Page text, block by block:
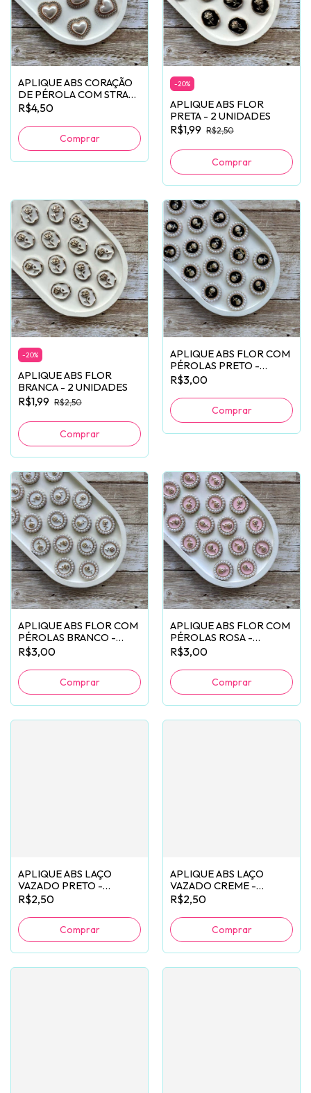
APLIQUE ABS CORAÇÃO
DE PÉROLA COM STRASS
(25MM) - 2 UNIDADES
R$4,50
-20%
APLIQUE ABS FLOR
PRETA - 2 UNIDADES
R$1,99 R$2,50
-20%
APLIQUE ABS FLOR
BRANCA - 2 UNIDADES
R$1,99 R$2,50
APLIQUE ABS FLOR COM
PÉROLAS PRETO -
2 UNIDADES
R$3,00
APLIQUE ABS FLOR COM
PÉROLAS BRANCO -
2 UNIDADES
R$3,00
APLIQUE ABS FLOR COM
PÉROLAS ROSA -
2 UNIDADES
R$3,00
APLIQUE ABS LAÇO
VAZADO PRETO -
2 UNIDADES
R$2,50
APLIQUE ABS LAÇO
VAZADO CREME -
2 UNIDADES
R$2,50